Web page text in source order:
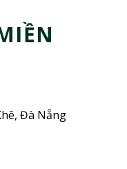
Đà Nẵng